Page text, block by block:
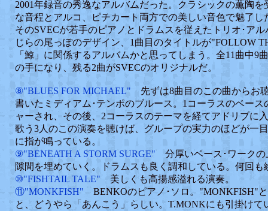
2001年録音の秀逸なアルバムだった。クラシックの薫陶
な音程とアルコ、ピチカート両方での美しい音色で魅了し
そのSVECが若手のピアノとドラムスを従えたトリオ･ア
じらの尾っぽのデザイン、1曲目のタイトルが"FOLLOW
「鯨」に関係するアルバムかと思ってしまう。全11曲中9
の手になり、残る2曲がSVECのオリジナルだ。
⑧"BLUES FOR MICHAEL" 先ずは8曲目のこの曲からお
書いたミディアム･テンポのブルース。1コーラスのベー
ャーされ、その後、2コーラスのテーマを経てアドリブに
歌う3人のこの演奏を聴けば、グループの実力のほどが一
に指が鳴っている。
⑨"BENEATH A STORM SURGE" 分厚いベース･ワークの
隙間を埋めていく。ドラムスも良く調和している。何回
⑩"FISHTAIL TALE" 美しくも高揚感溢れる演奏。
⑪"MONKFISH" BENKOのピアノ･ソロ。"MONKFISH"
と、どうやら「あんこう」らしい。T.MONKにも引掛け